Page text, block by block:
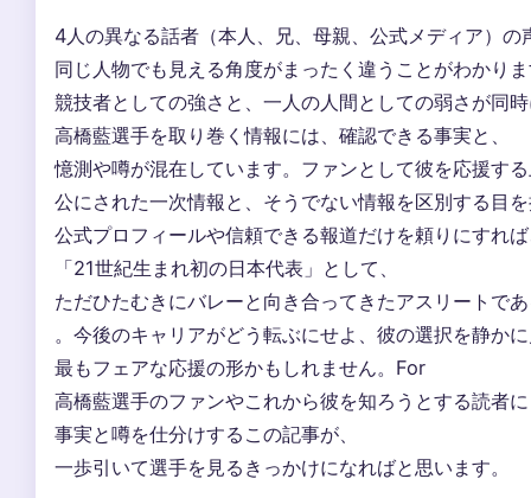
4人の異なる話者（本人、兄、母親、公式メディア）の
同じ人物でも見える角度がまったく違うことがわかり
競技者としての強さと、一人の人間としての弱さが同
高橋藍選手を取り巻く情報には、確認できる事実と、
憶測や噂が混在しています。ファンとして彼を応援す
公にされた一次情報と、そうでない情報を区別する目
公式プロフィールや信頼できる報道だけを頼りにすれ
「21世紀生まれ初の日本代表」として、
ただひたむきにバレーと向き合ってきたアスリートで
。今後のキャリアがどう転ぶにせよ、彼の選択を静か
最もフェアな応援の形かもしれません。For
高橋藍選手のファンやこれから彼を知ろうとする読者
事実と噂を仕分けするこの記事が、
一歩引いて選手を見るきっかけになればと思います。